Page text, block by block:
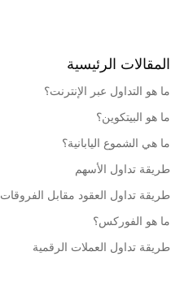
المقالات الرئيسية
ما هو التداول عبر الإنترنت؟
ما هو البيتكوين؟
ما هي الشموع اليابانية؟
طريقة تداول الأسهم
طريقة تداول العقود مقابل الفروقات
ما هو الفوركس؟
طريقة تداول العملات الرقمية